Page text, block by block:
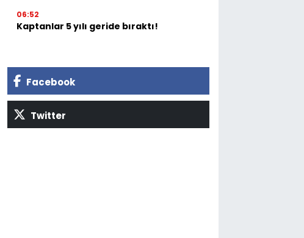
06:52
Kaptanlar 5 yılı geride bıraktı!
Facebook
Twitter